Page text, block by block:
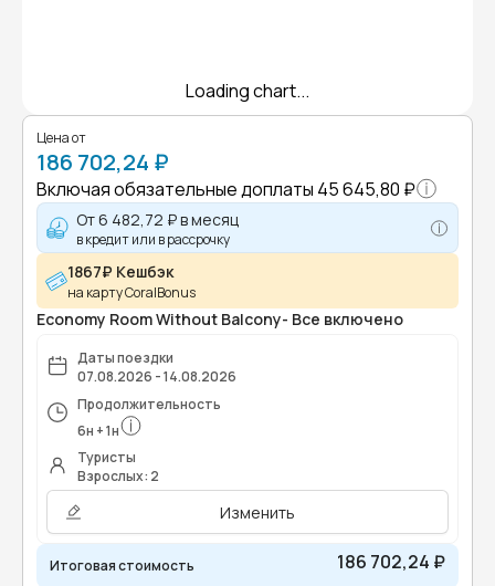
Loading chart...
Цена от
186 702,24 ₽
Включая обязательные доплаты 45 645,80 ₽
От6 482,72 ₽в месяц
в кредит или в рассрочку
1867₽ Кешбэк
на карту CoralBonus
Economy Room Without Balcony- Все включено
Даты поездки
07.08.2026 - 14.08.2026
Продолжительность
6н +1н
Туристы
Взрослых: 2
Изменить
Итоговая стоимость 186 702,24 ₽